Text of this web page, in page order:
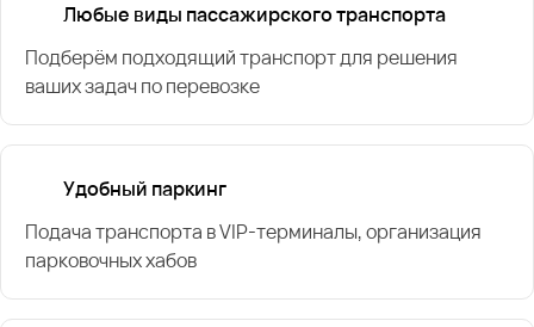
Любые виды пассажирского транспорта
Подберём подходящий транспорт для решения
ваших задач по перевозке
Удобный паркинг
Подача транспорта в VIP-терминалы, организация
парковочных хабов